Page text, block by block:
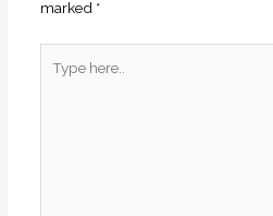
marked *
here..